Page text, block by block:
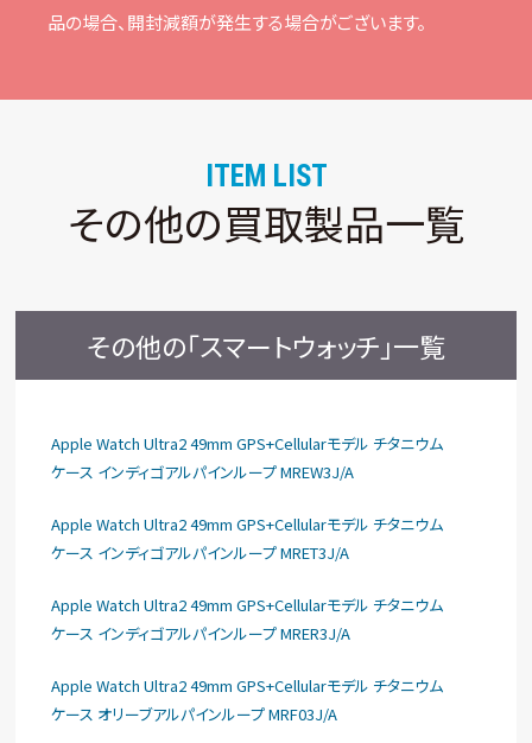
品の場合、開封減額が発⽣する場合がございます。
ITEM LIST
その他の買取製品一覧
その他の「スマートウォッチ」一覧
Apple Watch Ultra2 49mm GPS+Cellularモデル チタニウム
ケース インディゴアルパインループ MREW3J/A
Apple Watch Ultra2 49mm GPS+Cellularモデル チタニウム
ケース インディゴアルパインループ MRET3J/A
Apple Watch Ultra2 49mm GPS+Cellularモデル チタニウム
ケース インディゴアルパインループ MRER3J/A
Apple Watch Ultra2 49mm GPS+Cellularモデル チタニウム
ケース オリーブアルパインループ MRF03J/A